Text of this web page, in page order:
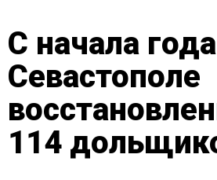
С начала
Севастополе
114